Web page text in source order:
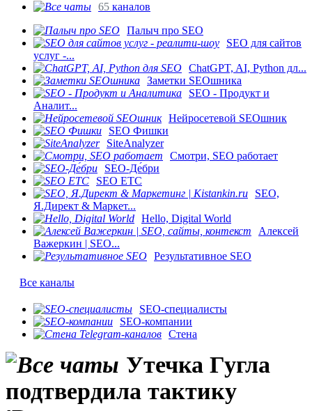
65 каналов
Палыч про SEO
SEO для сайтов
услуг -...
ChatGPT, AI, Python дл...
Заметки SEOшника
SEO - Продукт и
Аналит...
Нейросетевой SEOшник
SEO Фишки
SiteAnalyzer
Смотри, SEO работает
SEO-Де́бри
SEO ETC
SEO,
Я.Директ & Маркет...
Hello, Digital World
Алексей
Важеркин | SEO...
Результативное SEO
Все каналы
SEO-специалисты
SEO-компании
Стена
Утечка Гугла
подтвердила тактику